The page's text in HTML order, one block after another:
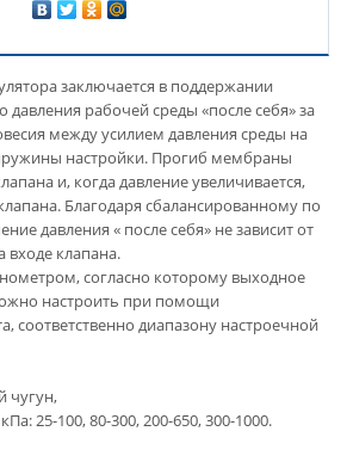
заключается в поддержании
давления рабочей среды «после себя» за
между усилием давления среды на
настройки. Прогиб мембраны
и, когда давление увеличивается,
Благодаря сбалансированному по
давления « после себя» не зависит от
входе клапана.
согласно которому выходное
настроить при помощи
соответственно диапазону настроечной
чугун,
25-100, 80-300, 200-650, 300-1000.